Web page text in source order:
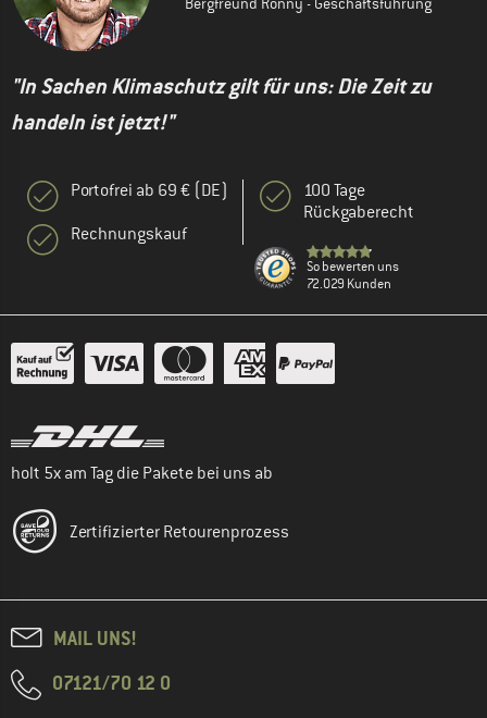
"In Sachen Klimaschutz gilt für uns: Die Zeit zu
handeln ist jetzt!"
Portofrei ab 69 € (DE)
Rechnungskauf
100 Tage
Rückgaberecht
So bewerten uns
72.029 Kunden
holt 5x am Tag die Pakete bei uns ab
Zertifizierter Retourenprozess
MAIL UNS!
07121/70 12 0